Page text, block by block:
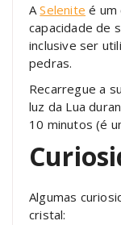
ASelenite é um
capacidade de
inclusive ser
pedras.
Recarregue a
luz da Lua
10 minutos (é
Algumas
cristal: